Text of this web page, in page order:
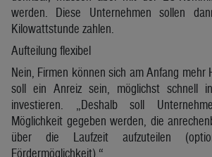
werden. Diese Unternehmen sollen
Kilowattstunde zahlen.
Aufteilung flexibel
Nein, Firmen können sich am Anfang mehr
soll ein Anreiz sein, möglichst schnell
investieren. „Deshalb soll
Möglichkeit gegeben werden, die
über die Laufzeit aufzuteilen
Fördermöglichkeit).“